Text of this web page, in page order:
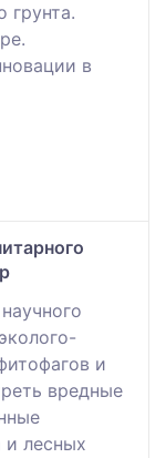
грунта.
в
и
вредные
лесных